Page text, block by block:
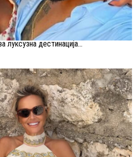
луксузна дестинација...